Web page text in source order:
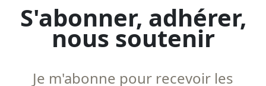
S'abonner, adhérer,
nous soutenir
Je m'abonne pour recevoir les